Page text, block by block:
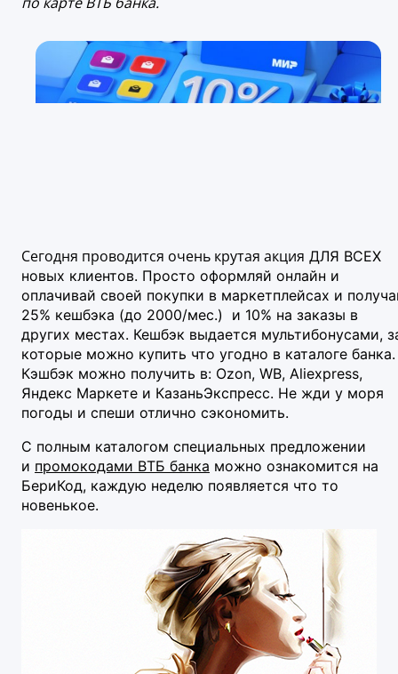
Сегодня проводится очень крутая акция ДЛЯ ВСЕХ
новых клиентов. Просто оформляй онлайн и
оплачивай своей покупки в маркетплейсах и
25% кешбэка (до 2000/мес.) и 10% на заказы в
других местах. Кешбэк выдается мультибонусами,
которые можно купить что угодно в каталоге банка.
Кэшбэк можно получить в: Ozon, WB, Aliexpress,
Яндекс Маркете и КазаньЭкспресс. Не жди у моря
погоды и спеши отлично сэкономить.
С полным каталогом специальных предложении
и промокодами ВТБ банка можно ознакомится на
БериКод, каждую неделю появляется что то
новенькое.